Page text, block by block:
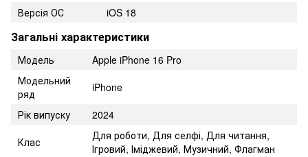
Версія ОС
iOS 18
Загальні характеристики
Модель
Apple iPhone 16 Pro
Модельний
ряд
iPhone
Рік випуску
2024
Клас
Для роботи, Для селфі, Для читання,
Ігровий, Іміджевий, Музичний, Флагман